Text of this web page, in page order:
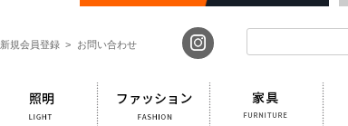
新規会員登録 > お問い合わせ